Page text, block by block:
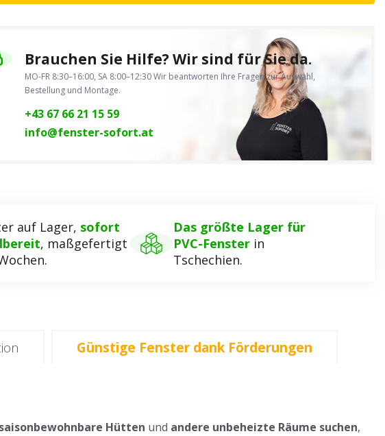
Brauchen Sie Hilfe? Wir sind für Sie da.
MO-FR 8:30–16:00, SA 8:00–12:30Wir beantworten Ihre Fragen zur Auswahl,
Bestellung und Montage.
+43 67 66 21 15 59
info@fenster-sofort.at
auf Lager, sofort
, maßgefertigt
Das größte Lager für
PVC-Fensterin
Tschechien.
Günstige Fenster dank Förderungen
Hütten und andere unbeheizte Räume suchen,